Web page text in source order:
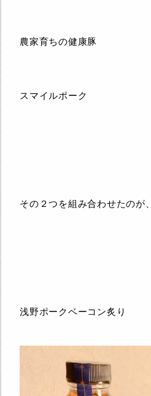
農家育ちの健康豚
スマイルポーク
その２つを組み合わせたのが、
浅野ポークベーコン炙り